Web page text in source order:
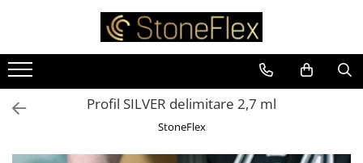
Profil SILVER delimitare 2,7 ml
StoneFlex